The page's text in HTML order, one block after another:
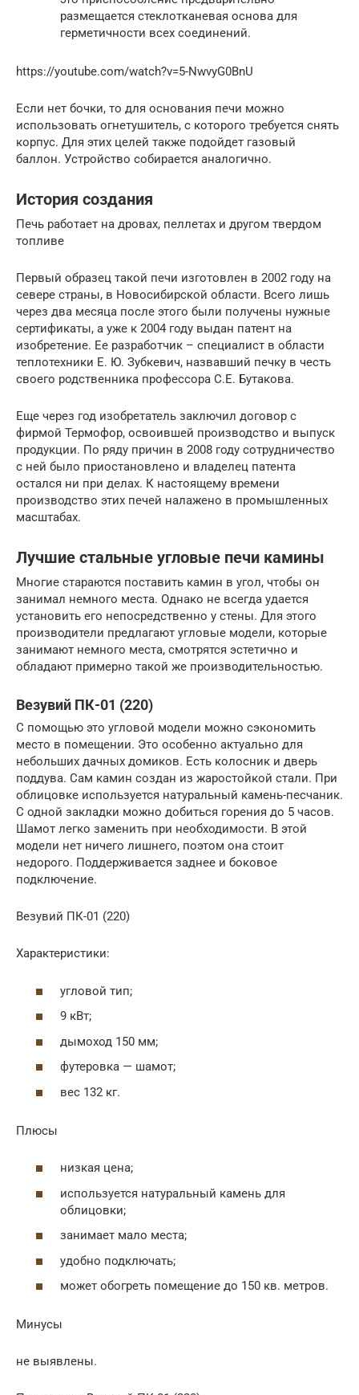
размещается стеклотканевая основа для
герметичности всех соединений.
https://youtube.com/watch?v=5-NwvyG0BnU
Если нет бочки, то для основания печи можно
использовать огнетушитель, с которого требуется снять
корпус. Для этих целей также подойдет газовый
баллон. Устройство собирается аналогично.
История создания
Печь работает на дровах, пеллетах и другом твердом
топливе
Первый образец такой печи изготовлен в 2002 году на
севере страны, в Новосибирской области. Всего лишь
через два месяца после этого были получены нужные
сертификаты, а уже к 2004 году выдан патент на
изобретение. Ее разработчик – специалист в области
теплотехники Е. Ю. Зубкевич, назвавший печку в честь
своего родственника профессора С.Е. Бутакова.
Еще через год изобретатель заключил договор с
фирмой Термофор, освоившей производство и выпуск
продукции. По ряду причин в 2008 году сотрудничество
с ней было приостановлено и владелец патента
остался ни при делах. К настоящему времени
производство этих печей налажено в промышленных
масштабах.
Лучшие стальные угловые печи камины
Многие стараются поставить камин в угол, чтобы он
занимал немного места. Однако не всегда удается
установить его непосредственно у стены. Для этого
производители предлагают угловые модели, которые
занимают немного места, смотрятся эстетично и
обладают примерно такой же производительностью.
Везувий ПК-01 (220)
С помощью это угловой модели можно сэкономить
место в помещении. Это особенно актуально для
небольших дачных домиков. Есть колосник и дверь
поддува. Сам камин создан из жаростойкой стали. При
облицовке используется натуральный камень-песчаник.
С одной закладки можно добиться горения до 5 часов.
Шамот легко заменить при необходимости. В этой
модели нет ничего лишнего, поэтом она стоит
недорого. Поддерживается заднее и боковое
подключение.
Везувий ПК-01 (220)
Характеристики:
угловой тип;
9 кВт;
дымоход 150 мм;
футеровка — шамот;
вес 132 кг.
Плюсы
низкая цена;
используется натуральный камень для
облицовки;
занимает мало места;
удобно подключать;
может обогреть помещение до 150 кв. метров.
Минусы
не выявлены.